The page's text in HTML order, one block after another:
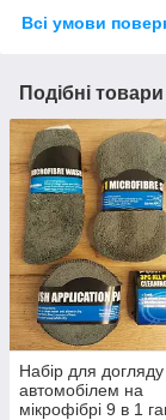
Всі умови
Подібні
Набір для догляду
автомобілем на
мікрофібрі 9 в 1